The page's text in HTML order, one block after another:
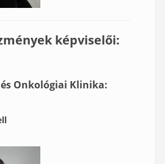
képviselői:
Onkológiai Klinika: